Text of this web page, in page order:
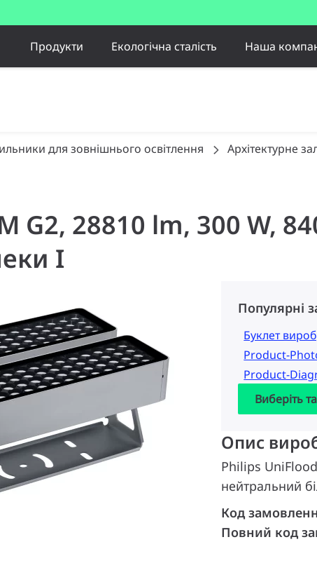
Продукти Екологічна сталість Наша
для зовнішнього освітлення Архітектурне
G2, 28810 lm, 300 W,
I
Популярні
Буклет
Product-
Product-
Виберіть
Опис
Philips
нейтральний
Код
Повний код